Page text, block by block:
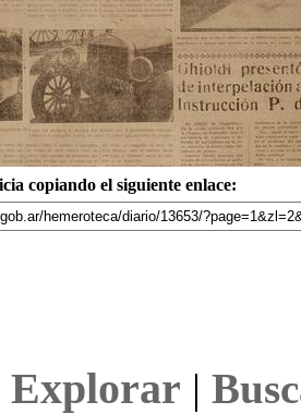
copiando el siguiente enlace:
Explorar |